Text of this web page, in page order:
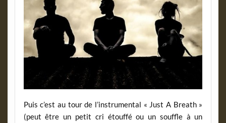
Puis c’est au tour de l’instrumental « Just A Breath »
(peut être un petit cri étouffé ou un souffle à un